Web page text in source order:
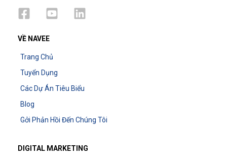
VỀ NAVEE
Trang Chủ
Tuyển Dụng
Các Dự Án Tiêu Biểu
Blog
Gởi Phản Hồi Đến Chúng Tôi
DIGITAL MARKETING